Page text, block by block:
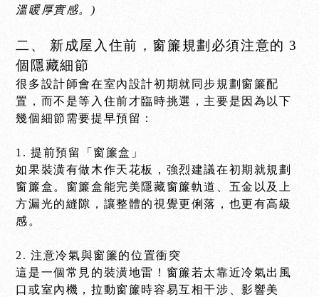
溫暖厚實感。)
二、 新成屋入住前，窗簾規劃必須注意的 3
個隱藏細節
很多設計師會在室內設計初期就同步規劃窗簾配
置，而不是等入住前才臨時挑選，主要是因為以下
幾個細節需要提早預留：
1. 提前預留「窗簾盒」
如果裝潢有做木作天花板，強烈建議在初期就規劃
窗簾盒。窗簾盒能完美隱藏窗簾軌道、五金以及上
方漏光的縫隙，讓整體的視覺更俐落，也更有高級
感。
2. 注意冷氣與窗簾的位置衝突
這是一個常見的裝潢地雷！窗簾若太靠近冷氣出風
口或室內機，拉動窗簾時容易互相干涉、影響美